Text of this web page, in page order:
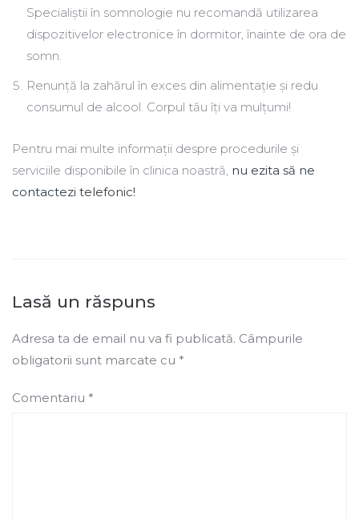
Specialiștii în somnologie nu recomandă utilizarea
dispozitivelor electronice în dormitor, înainte de ora de
somn.
Renunță la zahărul în exces din alimentație și redu
consumul de alcool. Corpul tău îți va mulțumi!
Pentru mai multe informații despre procedurile și
serviciile disponibile în clinica noastră, nu ezita să ne
contactezi telefonic!
Lasă un răspuns
Adresa ta de email nu va fi publicată. Câmpurile
obligatorii sunt marcate cu *
Comentariu *